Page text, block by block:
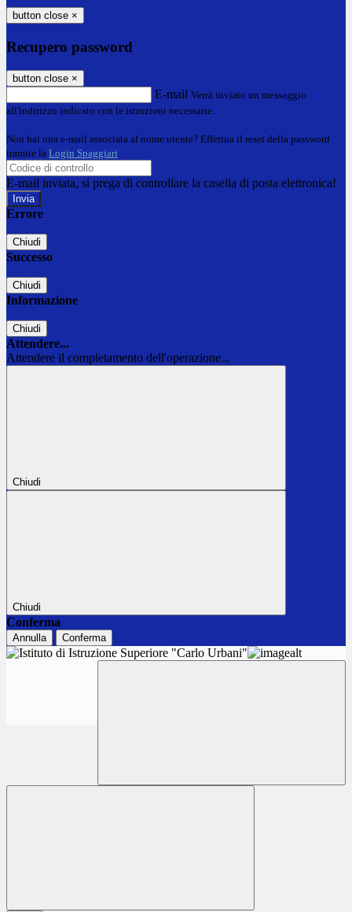
button close ×
Recupero password
button close ×
E-mail Verrà inviato un messaggio
all'indirizzo indicato con le istruzioni necessarie.
Non hai una e-mail associata al nome utente? Effettua il reset della password
tramite la Login Spaggiari
E-mail inviata, si prega di controllare la casella di posta elettronica!
Errore
Chiudi
Successo
Chiudi
Informazione
Chiudi
Attendere...
Attendere il completamento dell'operazione...
Chiudi
Chiudi
Conferma
Annulla Conferma